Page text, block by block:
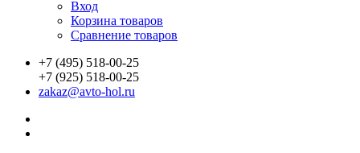
Вход
Корзина товаров
Сравнение товаров
+7 (495) 518-00-25
+7 (925) 518-00-25
zakaz@avto-hol.ru